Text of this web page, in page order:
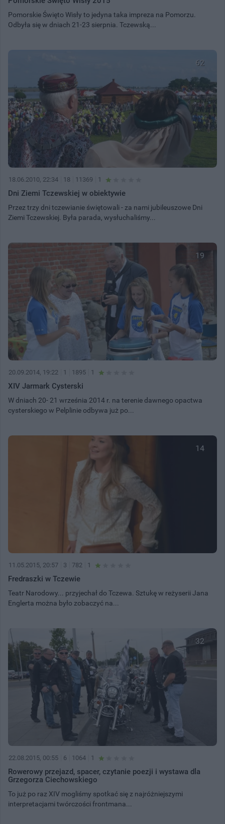
Pomorskie Święto Wisły to jedyna taka impreza na Pomorzu.
Odbyła się w dniach 21-23 sierpnia. Tczewską...
62
18.06.2010, 22:34 18 11369 1
Dni Ziemi Tczewskiej w obiektywie
Przez trzy dni tczewianie świętowali - za nami jubileuszowe Dni
Ziemi Tczewskiej. Była parada, wysłuchaliśmy...
19
20.09.2014, 19:22 1 1895 1
XIV Jarmark Cysterski
W dniach 20- 21 września 2014 r. na terenie dawnego opactwa
cysterskiego w Pelplinie odbywa już po...
14
11.05.2015, 20:57 3 782 1
Fredraszki w Tczewie
Teatr Narodowy... przyjechał do Tczewa. Sztukę w reżyserii Jana
Englerta można było zobaczyć na...
32
22.08.2015, 00:55 6 1064 1
Rowerowy przejazd, spacer, czytanie poezji i wystawa dla
Grzegorza Ciechowskiego
To już po raz XIV mogliśmy spotkać się z najróżniejszymi
interpretacjami twórczości frontmana...